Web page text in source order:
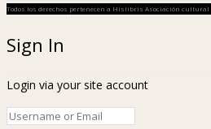
Todos los derechos pertenecen a Hislibris Asociación cultural
Sign In
Login via your site account